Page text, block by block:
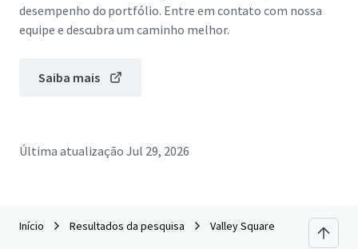
desempenho do portfólio. Entre em contato com nossa
equipe e descubra um caminho melhor.
Saiba mais
Última atualização Jul 29, 2026
Início Resultados da pesquisa Valley Square